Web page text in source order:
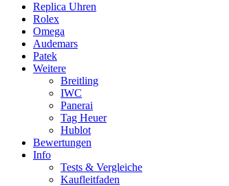
Replica Uhren
Rolex
Omega
Audemars
Patek
Weitere
Breitling
IWC
Panerai
Tag Heuer
Hublot
Bewertungen
Info
Tests & Vergleiche
Kaufleitfaden